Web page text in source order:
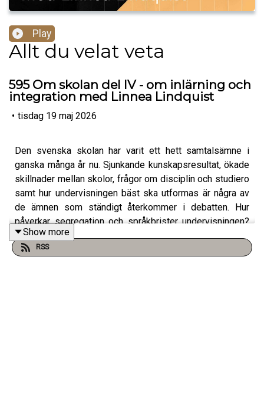
Play
Allt du velat veta
595 Om skolan del IV - om inlärning och
integration med Linnea Lindquist
• tisdag 19 maj 2026
Den svenska skolan har varit ett hett samtalsämne i
ganska många år nu. Sjunkande kunskapsresultat, ökade
skillnader mellan skolor, frågor om disciplin och studiero
samt hur undervisningen bäst ska utformas är några av
de ämnen som ständigt återkommer i debatten. Hur
påverkar segregation och språkbrister undervisningen?
Vad säger forskningen om pedagogik och lärande? Och
hur ser verkligheten ut i dagens svenska klassrum?
Show more
RSS